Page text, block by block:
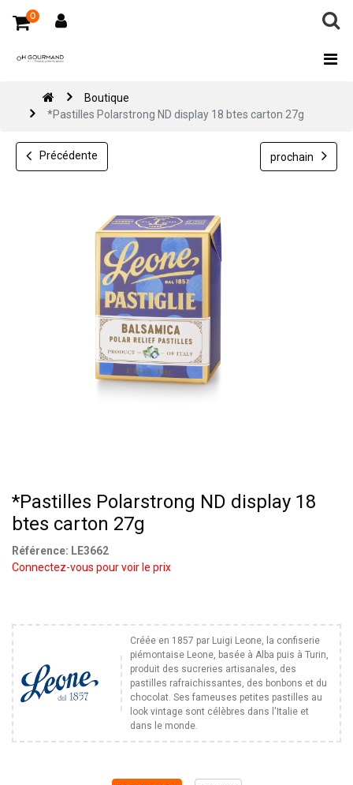
0
Boutique
*Pastilles Polarstrong ND display 18 btes carton 27g
Précédente prochain
*Pastilles Polarstrong ND display 18
btes carton 27g
Référence: LE3662
Connectez-vous pour voir le prix
Créée en 1857 par Luigi Leone, la confiserie
piémontaise Leone, basée à Alba puis à Turin,
produit des sucreries artisanales, des
pastilles rafraichissantes, des bonbons et du
chocolat. Ses fameuses petites pastilles au
look vintage sont célèbres dans l'Italie et
dans le monde.